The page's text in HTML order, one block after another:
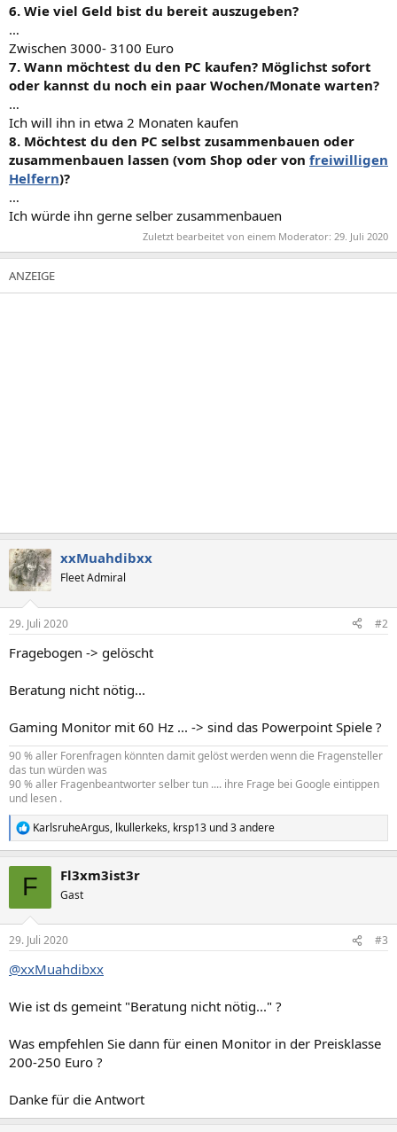
6. Wie viel Geld bist du bereit auszugeben?
…
Zwischen 3000- 3100 Euro
7. Wann möchtest du den PC kaufen? Möglichst sofort
oder kannst du noch ein paar Wochen/Monate warten?
…
Ich will ihn in etwa 2 Monaten kaufen
8. Möchtest du den PC selbst zusammenbauen oder
zusammenbauen lassen (vom Shop oder von freiwilligen
Helfern)?
…
Ich würde ihn gerne selber zusammenbauen
Zuletzt bearbeitet von einem Moderator: 29. Juli 2020
xxMuahdibxx
Fleet Admiral
29. Juli 2020 #2
Fragebogen -> gelöscht
Beratung nicht nötig...
Gaming Monitor mit 60 Hz ... -> sind das Powerpoint Spiele ?
90 % aller Forenfragen könnten damit gelöst werden wenn die Fragensteller
das tun würden was
90 % aller Fragenbeantworter selber tun .... ihre Frage bei Google eintippen
und lesen .
R
e
e
:
KarlsruheArgus, lkullerkeks, krsp13 und 3 andere
F Fl3xm3ist3r
Gast
29. Juli 2020 #3
@xxMuahdibxx
Wie ist ds gemeint "Beratung nicht nötig..." ?
Was empfehlen Sie dann für einen Monitor in der Preisklasse
200-250 Euro ?
Danke für die Antwort